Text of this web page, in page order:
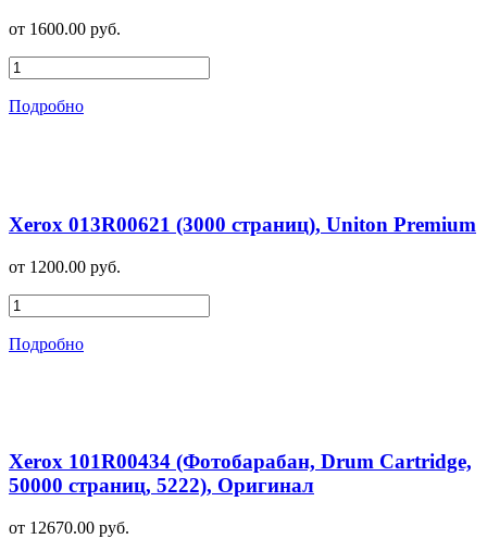
от 1600.00 руб.
Подробно
Xerox 013R00621 (3000 страниц), Uniton Premium
от 1200.00 руб.
Подробно
Xerox 101R00434 (Фотобарабан, Drum Cartridge,
50000 страниц, 5222), Оригинал
от 12670.00 руб.